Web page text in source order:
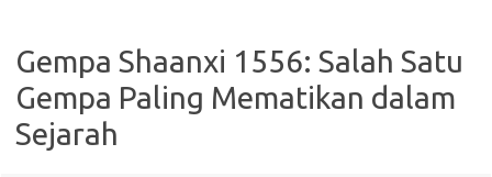
Gempa Shaanxi 1556: Salah Satu
Gempa Paling Mematikan dalam
Sejarah